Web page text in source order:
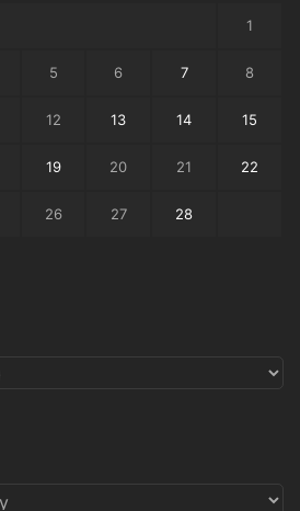
1
5 6 7 8
12 13 14 15
19 20 21 22
26 27 28